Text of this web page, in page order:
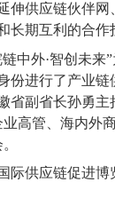
伸供应链伙伴网
长期互利的合作
中外·智创未来
份进行了产业链
省副省长孙勇
高管、海内外
际供应链促进博